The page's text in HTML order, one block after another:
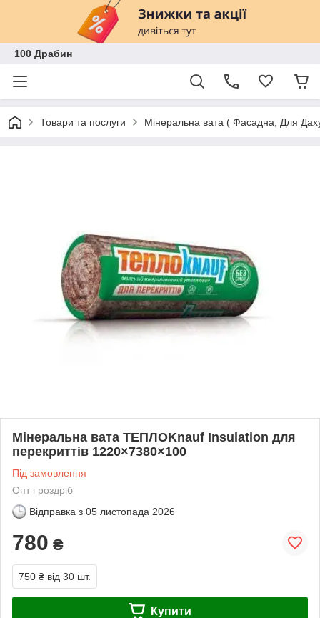
100 Драбин
Товари та послуги Мінеральна вата ( Фасадна, Для
Мінеральна вата ТЕПЛОKnauf Insulation для
перекриттів 1220×7380×100
Під замовлення
Опт і роздріб
Відправка з 05 листопада 2026
780 ₴
750 ₴ від 30 шт.
Купити